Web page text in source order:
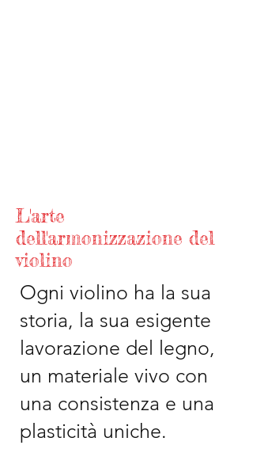
L'arte
dell'armonizzazione del
violino
Ogni violino ha la sua
storia, la sua esigente
lavorazione del legno,
un materiale vivo con
una consistenza e una
plasticità uniche.